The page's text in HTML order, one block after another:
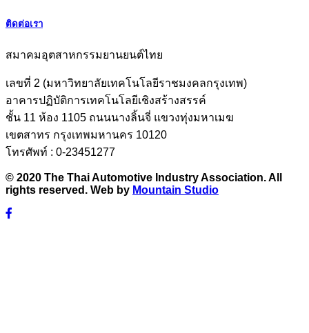
ติดต่อเรา
สมาคมอุตสาหกรรมยานยนต์ไทย
เลขที่ 2 (มหาวิทยาลัยเทคโนโลยีราชมงคลกรุงเทพ)
อาคารปฏิบัติการเทคโนโลยีเชิงสร้างสรรค์
ชั้น 11 ห้อง 1105 ถนนนางลิ้นจี่ แขวงทุ่งมหาเมฆ
เขตสาทร กรุงเทพมหานคร 10120
โทรศัพท์ : 0-23451277
© 2020 The Thai Automotive Industry Association. All
rights reserved. Web by Mountain Studio